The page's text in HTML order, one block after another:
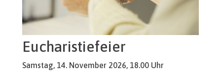
Eucharistiefeier
Samstag, 14. November 2026, 18.00 Uhr